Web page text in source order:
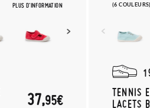
PLUS D'INFORMATION
37,95€
(6 COULEURS)
TENNIS
LACETS